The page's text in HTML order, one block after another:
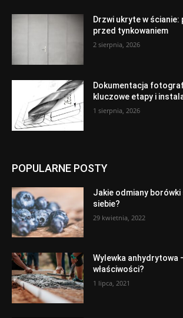
Drzwi ukryte w
przed tynkowaniem
2 sierpnia, 2026
Dokumentacja
kluczowe etapy i
1 sierpnia, 2026
POPULARNE POSTY
Jakie odmiany
siebie?
29 kwietnia, 2022
Wylewka anhydrytowa
właściwości?
1 lipca, 2021